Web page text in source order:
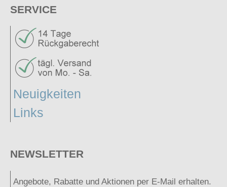
SERVICE
Neuigkeiten
Links
NEWSLETTER
Angebote, Rabatte und Aktionen per E-Mail erhalten.